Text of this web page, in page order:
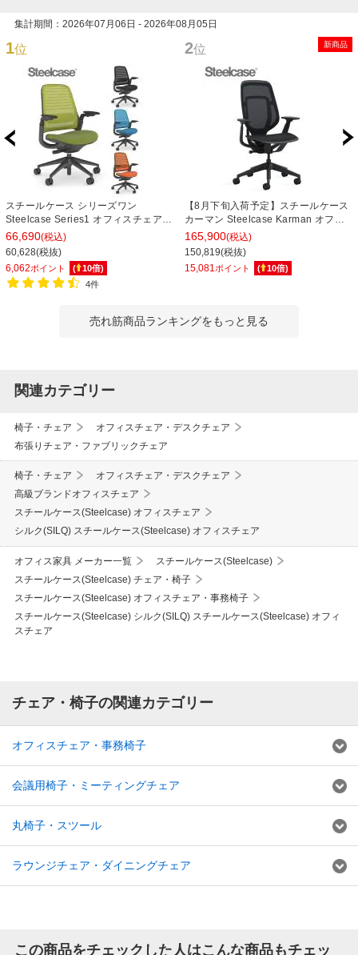
集計期間：2026年07月06日 - 2026年08月05日
1位
スチールケース シリーズワン
Steelcase Series1 オフィスチェア
座クロス張り ブラックフレーム
Black frame 背3Dニット アジャスタ
ブルアーム 可動ランバーサポート
435A00BA
66,690(税込)
60,628(税抜)
6,062ポイント ( 10倍)
4件
2位 新商品
【8月下旬入荷予定】スチールケース
カーマン Steelcase Karman オフィ
スチェア デスクチェア 事務椅子 パソ
コンチェア メッシュ ブラックフレー
ム 肘付 キャスター付き アジャスタブ
ル肘 4Dアーム 座面高さ調節
165,900(税込)
150,819(税抜)
15,081ポイント ( 10倍)
売れ筋商品ランキングをもっと見る
関連カテゴリー
椅子・チェア
オフィスチェア・デスクチェア
布張りチェア・ファブリックチェア
椅子・チェア
オフィスチェア・デスクチェア
高級ブランドオフィスチェア
スチールケース(Steelcase) オフィスチェア
シルク(SILQ) スチールケース(Steelcase) オフィスチェア
オフィス家具 メーカー一覧
スチールケース(Steelcase)
スチールケース(Steelcase) チェア・椅子
スチールケース(Steelcase) オフィスチェア・事務椅子
スチールケース(Steelcase) シルク(SILQ) スチールケース(Steelcase) オフィ
スチェア
チェア・椅子の関連カテゴリー
オフィスチェア・事務椅子
会議用椅子・ミーティングチェア
丸椅子・スツール
ラウンジチェア・ダイニングチェア
この商品をチェックした人はこんな商品もチェッ